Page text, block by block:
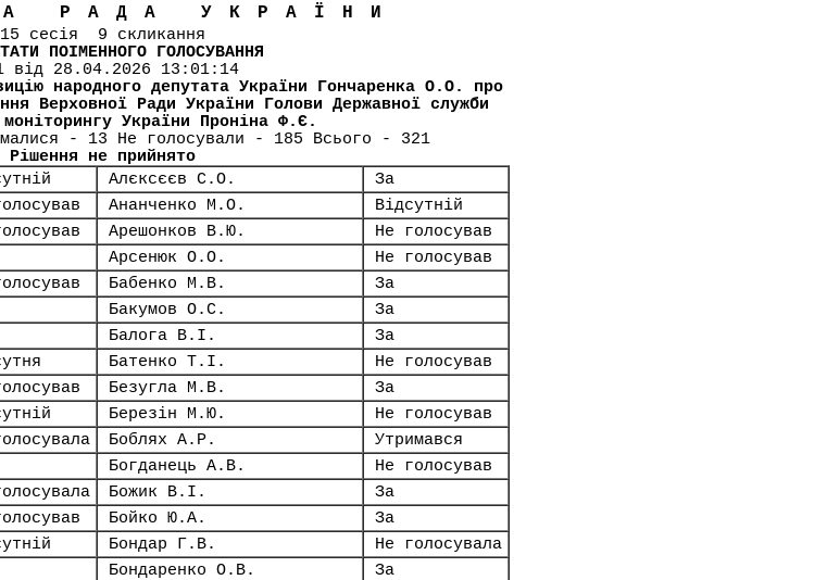
РАДА УКРАЇНИ
15 сесія 9 скликання
ПОІМЕННОГО ГОЛОСУВАННЯ
від 28.04.2026 13:01:14
народного депутата України Гончаренка О.О. про
Верховної Ради України Голови Державної служби
моніторингу України Проніна Ф.Є.
- 13 Не голосували - 185 Всього - 321
Рішення не прийнято
Алєксєєв С.О.
За
Ананченко М.О.
Відсутній
Арешонков В.Ю.
Не голосував
Арсенюк О.О.
Не голосував
Бабенко М.В.
За
Бакумов О.С.
За
Балога В.І.
За
Батенко Т.І.
Не голосував
Безугла М.В.
За
Березін М.Ю.
Не голосував
Боблях А.Р.
Утримався
Богданець А.В.
Не голосував
Божик В.І.
За
Бойко Ю.А.
За
Бондар Г.В.
Не голосувала
Бондаренко О.В.
За